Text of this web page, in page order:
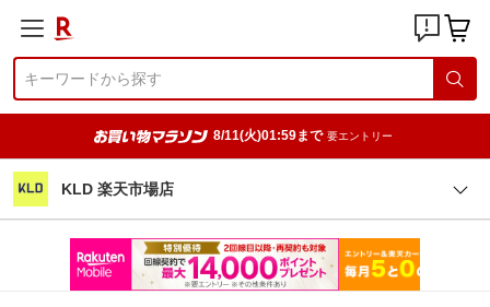
8/11(火)01:59まで 要エントリー
KLD 楽天市場店